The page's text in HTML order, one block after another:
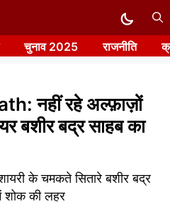
चुनाव 2025 राजनीति
नहीं रहे अल्फ़ाज़ों
बशीर बद्र साहब का
के चमकते सितारे बशीर बद्र
शोक की लहर